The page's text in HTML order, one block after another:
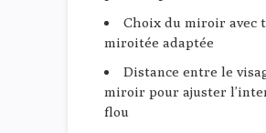
Choix du miroir avec
miroitée adaptée
Distance entre le
miroir pour ajuster
flou